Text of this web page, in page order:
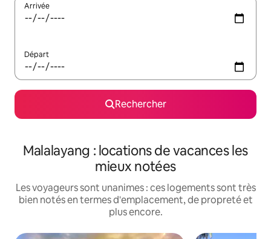
Arrivée
Départ
Rechercher
Malalayang : locations de vacances les
mieux notées
Les voyageurs sont unanimes : ces logements sont très
bien notés en termes d'emplacement, de propreté et
plus encore.